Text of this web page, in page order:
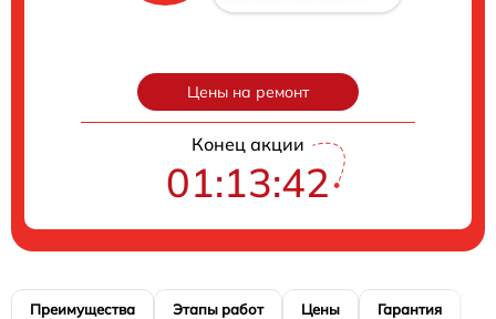
Цены на ремонт
Конец акции
01:13:41
Преимущества Этапы работ Цены Гарантия